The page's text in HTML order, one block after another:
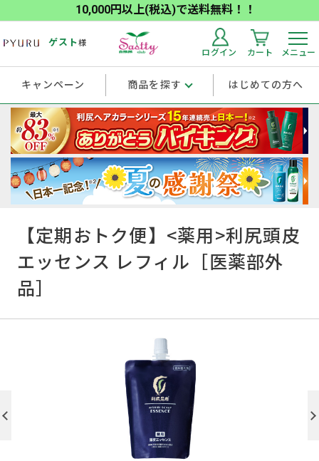
10,000円以上(税込)で送料無料！！
ゲスト様
ログイン カート メニュー
キャンペーン 商品を探す はじめての方へ
【定期おトク便】<薬用>利尻頭皮
エッセンス レフィル［医薬部外
品］